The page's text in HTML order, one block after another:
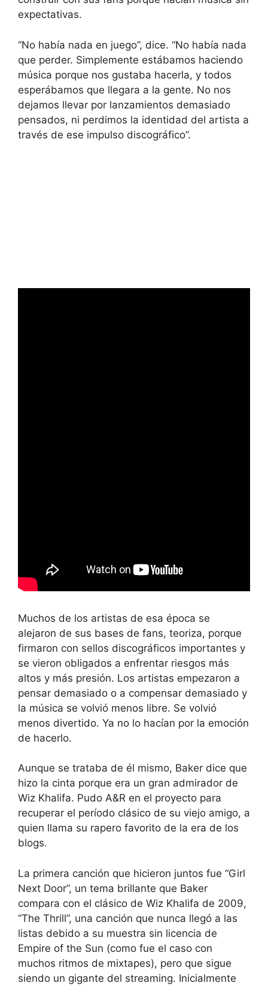
expectativas.
“No había nada en juego”, dice. “No había nada
que perder. Simplemente estábamos haciendo
música porque nos gustaba hacerla, y todos
esperábamos que llegara a la gente. No nos
dejamos llevar por lanzamientos demasiado
pensados, ni perdimos la identidad del artista a
través de ese impulso discográfico”.
Muchos de los artistas de esa época se
alejaron de sus bases de fans, teoriza, porque
firmaron con sellos discográficos importantes y
se vieron obligados a enfrentar riesgos más
altos y más presión. Los artistas empezaron a
pensar demasiado o a compensar demasiado y
la música se volvió menos libre. Se volvió
menos divertido. Ya no lo hacían por la emoción
de hacerlo.
Aunque se trataba de él mismo, Baker dice que
hizo la cinta porque era un gran admirador de
Wiz Khalifa. Pudo A&R en el proyecto para
recuperar el período clásico de su viejo amigo, a
quien llama su rapero favorito de la era de los
blogs.
La primera canción que hicieron juntos fue “Girl
Next Door”, un tema brillante que Baker
compara con el clásico de Wiz Khalifa de 2009,
“The Thrill”, una canción que nunca llegó a las
listas debido a su muestra sin licencia de
Empire of the Sun (como fue el caso con
muchos ritmos de mixtapes), pero que sigue
siendo un gigante del streaming. Inicialmente